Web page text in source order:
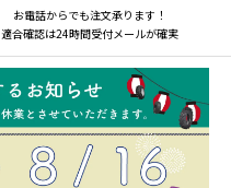
お電話からでも注文承ります！
適合確認は24時間受付メールが確実